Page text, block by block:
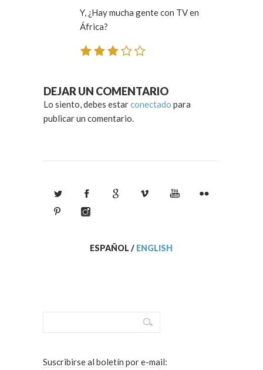
Y, ¿Hay mucha gente con TV en
África?
DEJAR UN COMENTARIO
Lo siento, debes estarconectado para
publicar un comentario.
ESPAÑOL / ENGLISH
Suscribirse al boletín por e-mail: